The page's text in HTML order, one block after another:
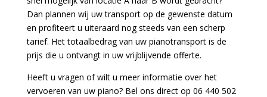
Dan plannen wij uw transport op de gewenste datum
en profiteert u uiteraard nog steeds van een scherp
tarief. Het totaalbedrag van uw pianotransport is de
prijs die u ontvangt in uw vrijblijvende offerte.
Heeft u vragen of wilt u meer informatie over het
vervoeren van uw piano? Bel ons direct op 06 440 502